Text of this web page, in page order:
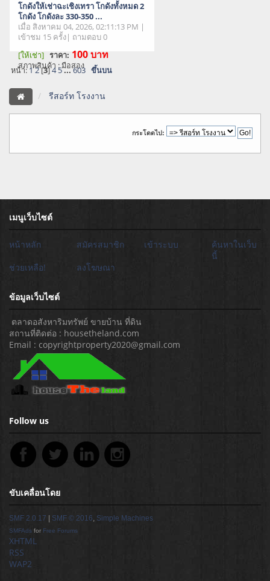
โกดังให้เช่าฉะเชิงเทรา โกดังทั้งหมด 2
โกดัง โกดังละ 330-350 ...
เมื่อ สิงหาคม 04, 2026, 02:11:13 PM |
เข้าชม 15 ครั้ง| ถามตอบ 0
[ให้เช่า] ราคา: 100บาท
สภาพสินค้า : มือสอง
หน้า:1 2[3]4 5...603 ขึ้นบน
รีสอร์ท โรงงาน
กระโดดไป:
เมนูเว็บไซต์
หน้าหลัก สมัครสมาชิก เข้าระบบ
ค้นหาในเว็บ
นี้
ช่วยเหลือ!
ลงโฆษณา
ข้อมูลเว็บไซต์
ตลาดอสังหาริมทรัพย์ ขายบ้าน ที่ดิน
สถานที่ติดต่อ : housetheland.com
Email : copyrightproperty2020@gmail.com
Follow us
ขับเคลื่อนโดย
SMF 2.0.17 SMF © 2016, Simple Machines
SMFAds for Free Forums
XHTML
RSS
WAP2